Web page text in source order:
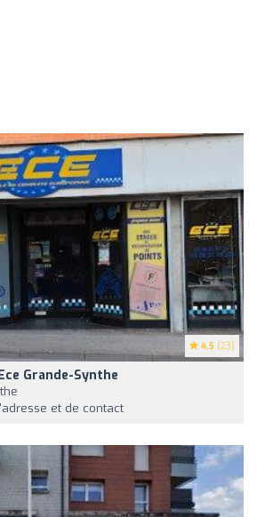
4.5 (23)
Grande-Synthe
et de contact